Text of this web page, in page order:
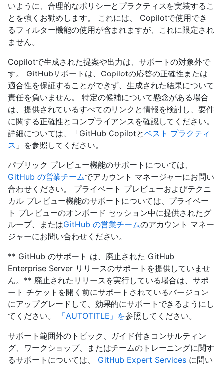
いように、合理的なポリシーとプラクティスを実装するこ
とを強くお勧めします。 これには、 Copilotで使用でき
るフィルター機能の使用が含まれますが、これに限定され
ません。
Copilotで生成された提案や出力は、サポートの対象外で
す。 GitHubサポートは、Copilotの応答の正確性または
適合性を保証することができず、生成された結果について
責任を負いません。 特定の候補について懸念がある場合
は、提供されているすべてのリンクと情報を検討し、要件
に関する正確性とコンプライアンスを確認してください。
詳細については、「GitHub Copilotとベスト プラクティ
ス 」を参照してください。
パブリック プレビュー機能のサポートについては、
GitHub の営業チームでアカウント マネージャーにお問い
合わせください。 プライベート プレビューおよびテクニ
カル プレビュー機能のサポートについては、プライベー
ト プレビューのオンボード セッション中に提供されたグ
ループ、またはGitHub の営業チームのアカウント マネー
ジャーにお問い合わせください。
** GitHub のサポート は、廃止された GitHub
Enterprise Server リリースのサポートを提供していませ
ん。** 廃止されたリリースを実行している場合は、サポ
ート チケットを開く前にサポートされているバージョン
にアップグレードして、効果的にサポートできるようにし
てください。
「AUTOTITLE」を参照してください。
サポート範囲外のトピック、ガイド付きコンサルティン
グ、ワークショップ、またはチームのトレーニングに関す
るサポートについては、 GitHub Expert Services に問い